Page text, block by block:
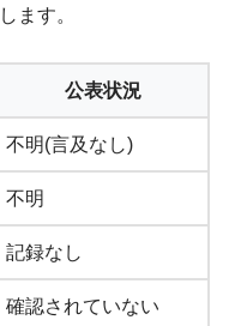
ます。
公表状況
不明(言及なし)
不明
記録なし
確認されていない